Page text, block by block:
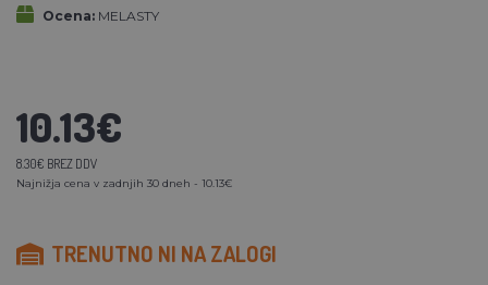
Ocena: MELASTY
10.13€
8.30€ BREZ DDV
Najnižja cena v zadnjih 30 dneh - 10.13€
TRENUTNO NI NA ZALOGI